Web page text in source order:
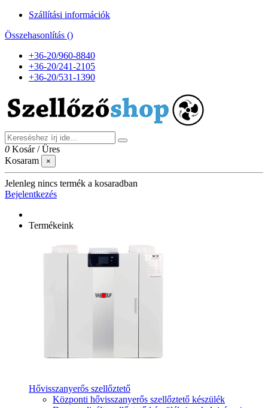
Szállítási információk
Összehasonlítás ()
+36-20/960-8840
+36-20/241-2105
+36-20/531-1390
0 Kosár /Üres
Kosaram
×
Jelenleg nincs termék a kosaradban
Bejelentkezés
Termékeink
Hővisszanyerős szellőztető
Központi hővisszanyerős szellőztető készülék